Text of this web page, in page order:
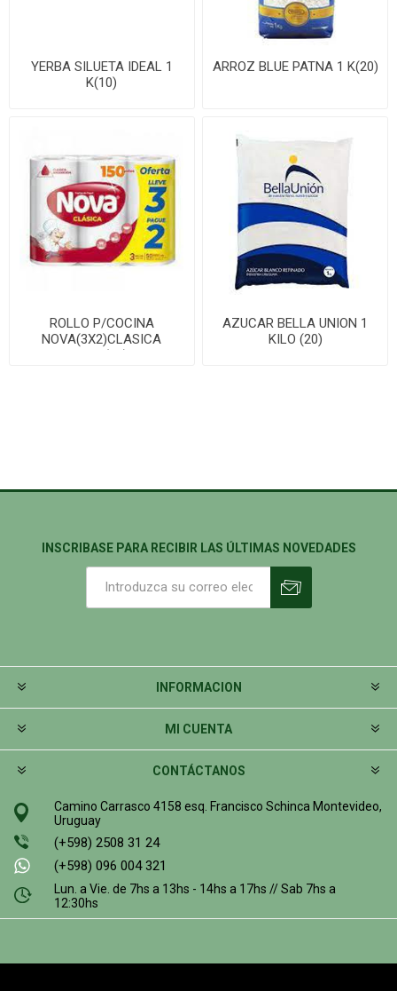
YERBA SILUETA IDEAL 1
K(10)
ARROZ BLUE PATNA 1 K(20)
ROLLO P/COCINA
NOVA(3X2)CLASICA
100P(10)
AZUCAR BELLA UNION 1
KILO (20)
INSCRIBASE PARA RECIBIR LAS ÚLTIMAS NOVEDADES
INFORMACION
MI CUENTA
CONTÁCTANOS
Camino Carrasco 4158 esq. Francisco Schinca Montevideo,
Uruguay
(+598) 2508 31 24
(+598) 096 004 321
Lun. a Vie. de 7hs a 13hs - 14hs a 17hs // Sab 7hs a
12:30hs